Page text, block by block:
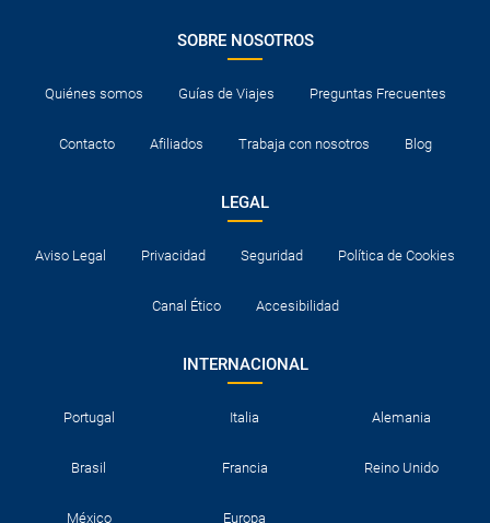
SOBRE NOSOTROS
Quiénes somos Guías de Viajes Preguntas Frecuentes
Contacto Afiliados Trabaja con nosotros Blog
LEGAL
Aviso Legal Privacidad Seguridad Política de Cookies
Canal Ético Accesibilidad
INTERNACIONAL
Portugal Italia Alemania
Brasil Francia Reino Unido
México Europa